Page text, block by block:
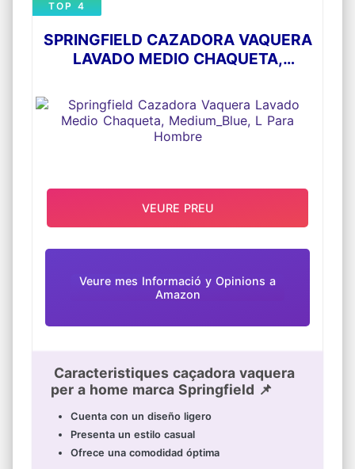
SPRINGFIELD CAZADORA VAQUERA
LAVADO MEDIO CHAQUETA,
TOP 4
Veure mes Informació y Opinions a
Amazon
Caracteristiques caçadora vaquera
per a home marca Springfield 📌
Cuenta con un diseño ligero
Presenta un estilo casual
Ofrece una comodidad óptima
VEURE PREU